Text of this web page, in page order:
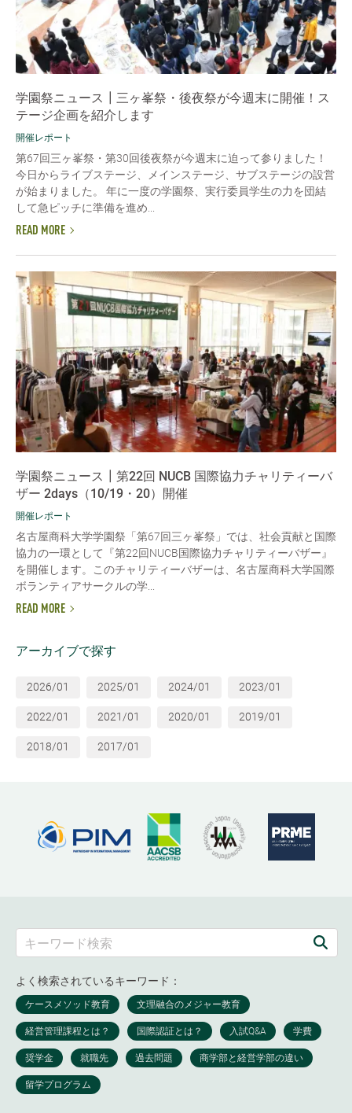
学園祭ニュース┃三ヶ峯祭・後夜祭が今週末に開催！ス
テージ企画を紹介します
開催レポート
第67回三ヶ峯祭・第30回後夜祭が今週末に迫って参りました！
今日からライブステージ、メインステージ、サブステージの設営
が始まりました。 年に一度の学園祭、実行委員学生の力を団結
して急ピッチに準備を進め...
READ MORE
学園祭ニュース┃第22回 NUCB 国際協力チャリティーバ
ザー 2days（10/19・20）開催
開催レポート
名古屋商科大学学園祭「第67回三ヶ峯祭」では、社会貢献と国際
協力の一環として『第22回NUCB国際協力チャリティーバザー』
を開催します。このチャリティーバザーは、名古屋商科大学国際
ボランティアサークルの学...
READ MORE
アーカイブで探す
2026/01 2025/01 2024/01 2023/01
2022/01 2021/01 2020/01 2019/01
2018/01 2017/01
よく検索されているキーワード：